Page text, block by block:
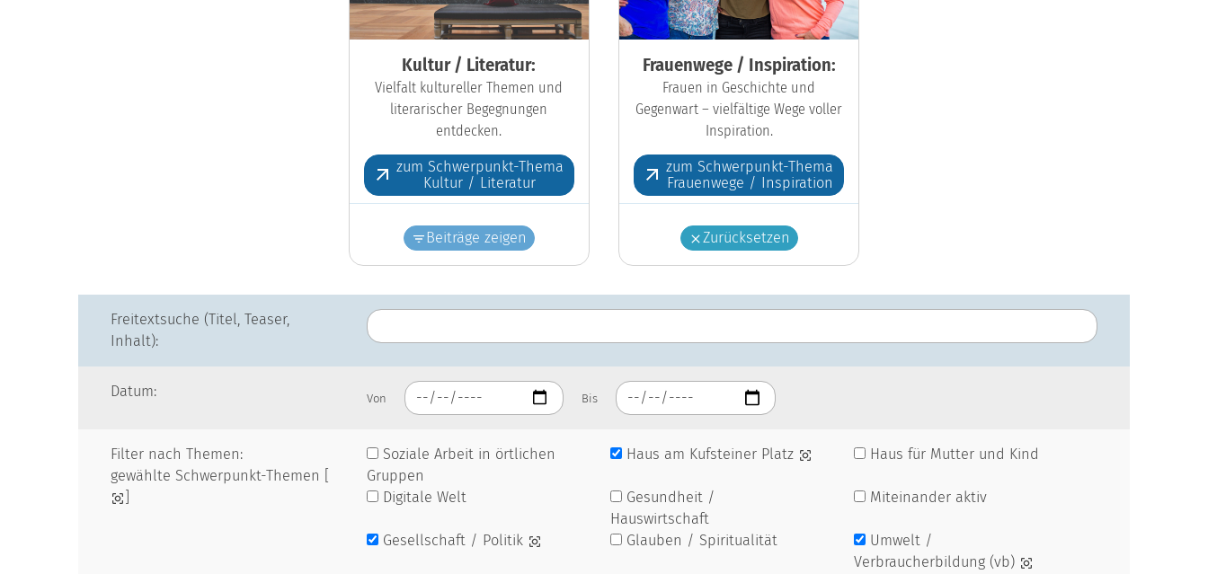
Kultur / Literatur:
Vielfalt kultureller Themen und
literarischer Begegnungen
entdecken.
zum Schwerpunkt-Thema
Kultur / Literatur
Beiträge zeigen
Frauenwege / Inspiration:
Frauen in Geschichte und
Gegenwart – vielfältige Wege voller
Inspiration.
zum Schwerpunkt-Thema
Frauenwege / Inspiration
Zurücksetzen
Freitextsuche (Titel, Teaser,
Inhalt):
Datum: Von Bis
Filter nach Themen:
gewählte Schwerpunkt-Themen [
Soziale Arbeit in örtlichen
Gruppen
Haus am Kufsteiner Platz Haus für Mutter und Kind
Digitale Welt
Gesundheit /
Hauswirtschaft
Miteinander aktiv
Gesellschaft / Politik Glauben / Spiritualität
Umwelt /
Verbraucherbildung (vb)